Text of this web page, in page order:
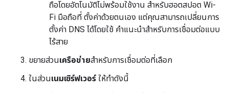
ถือโดยอัตโนมัติไม่พร้อมใช้งาน สำหรับฮอตสปอต Wi-
Fi มือถือที่ ตั้งค่าด้วยตนเอง แต่คุณสามารถเปลี่ยนการ
ตั้งค่า DNS ได้โดยใช้ คำแนะนำสำหรับการเชื่อมต่อแบบ
ไร้สาย
ขยายส่วนเครือข่ายสำหรับการเชื่อมต่อที่เลือก
ในส่วนเนมเซิร์ฟเวอร์ ให้ทำดังนี้